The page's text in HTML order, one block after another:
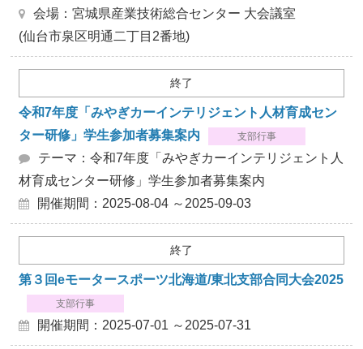
会場：宮城県産業技術総合センター 大会議室
(仙台市泉区明通二丁目2番地)
終了
令和7年度「みやぎカーインテリジェント人材育成セン
ター研修」学生参加者募集案内
支部行事
テーマ：令和7年度「みやぎカーインテリジェント人
材育成センター研修」学生参加者募集案内
開催期間：2025-08-04 ～2025-09-03
終了
第３回eモータースポーツ北海道/東北支部合同大会2025
支部行事
開催期間：2025-07-01 ～2025-07-31